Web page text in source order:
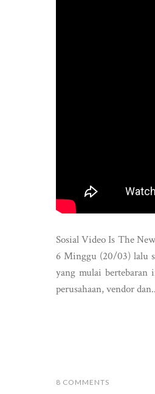
Sosial Video Is The
6 Minggu (20/03) lalu
yang mulai
perusahaan, vendor
8 COMMENTS